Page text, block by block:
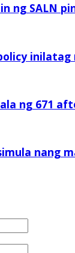
ng SALN
inilatag
ng 671
nang